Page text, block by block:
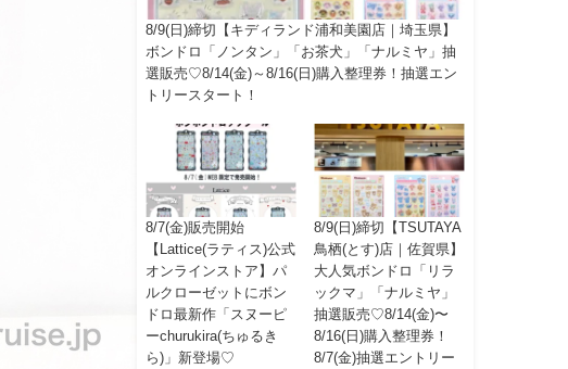
8/9(日)締切【キディランド浦和美園店｜埼玉県】
ボンドロ「ノンタン」「お茶犬」「ナルミヤ」抽
選販売♡8/14(金)～8/16(日)購入整理券！抽選エン
トリースタート！
8/7(金)販売開始
【Lattice(ラティス)公式
オンラインストア】パ
ルクローゼットにボン
ドロ最新作「スヌーピ
ーchurukira(ちゅるき
ら)」新登場♡
8/9(日)締切【TSUTAYA
鳥栖(とす)店｜佐賀県】
大人気ボンドロ「リラ
ックマ」「ナルミヤ」
抽選販売♡8/14(金)〜
8/16(日)購入整理券！
8/7(金)抽選エントリー